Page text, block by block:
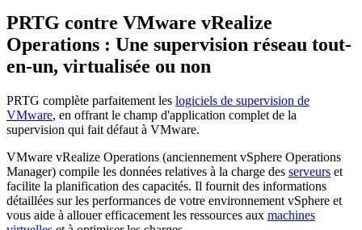
PRTG contre VMware vRealize
Operations : Une supervision réseau tout-
en-un, virtualisée ou non
PRTG complète parfaitement les logiciels de supervision de
VMware, en offrant le champ d'application complet de la
supervision qui fait défaut à VMware.
VMware vRealize Operations (anciennement vSphere Operations
Manager) compile les données relatives à la charge des serveurs et
facilite la planification des capacités. Il fournit des informations
détaillées sur les performances de votre environnement vSphere et
vous aide à allouer efficacement les ressources aux machines